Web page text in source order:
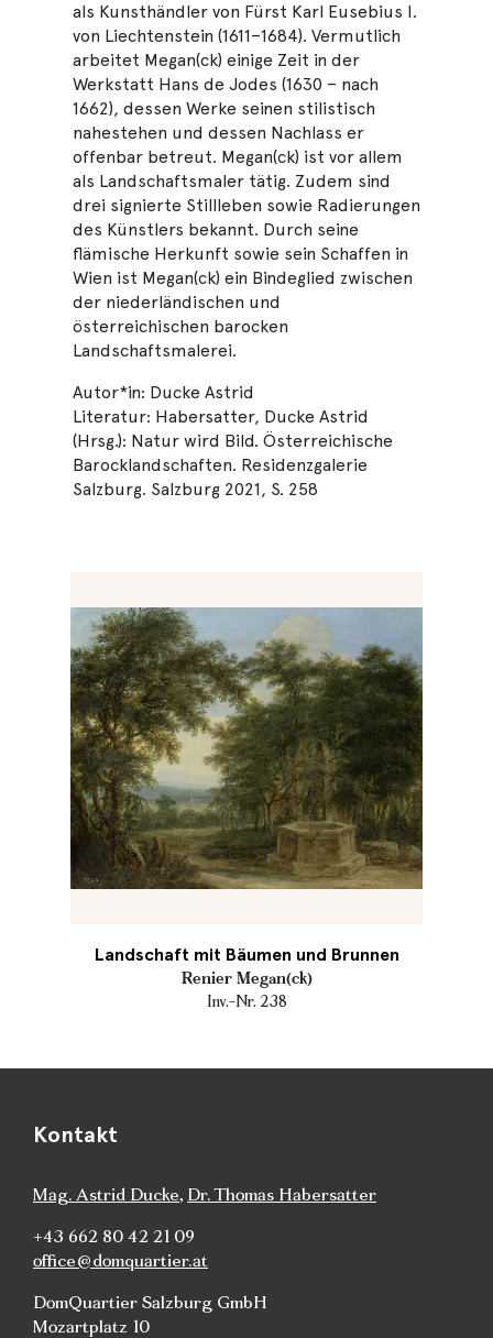
als Kunsthändler von Fürst Karl Eusebius I.
von Liechtenstein (1611–1684). Vermutlich
arbeitet Megan(ck) einige Zeit in der
Werkstatt Hans de Jodes (1630 – nach
1662), dessen Werke seinen stilistisch
nahestehen und dessen Nachlass er
offenbar betreut. Megan(ck) ist vor allem
als Landschaftsmaler tätig. Zudem sind
drei signierte Stillleben sowie Radierungen
des Künstlers bekannt. Durch seine
flämische Herkunft sowie sein Schaffen in
Wien ist Megan(ck) ein Bindeglied zwischen
der niederländischen und
österreichischen barocken
Landschaftsmalerei.
Autor*in: Ducke Astrid
Literatur: Habersatter, Ducke Astrid
(Hrsg.): Natur wird Bild. Österreichische
Barocklandschaften. Residenzgalerie
Salzburg. Salzburg 2021, S. 258
Landschaft mit Bäumen und Brunnen
Renier Megan(ck)
Inv.-Nr. 238
Kontakt
Mag. Astrid Ducke, Dr. Thomas Habersatter
+43 662 80 42 21 09
office@domquartier.at
DomQuartier Salzburg GmbH
Mozartplatz 10